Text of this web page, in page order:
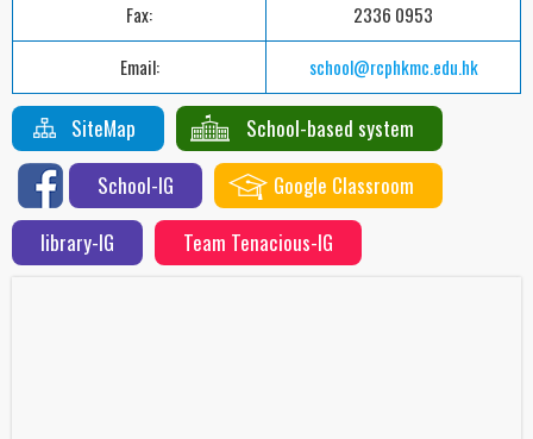
Fax:
2336 0953
Email:
school@rcphkmc.edu.hk
SiteMap
School-based system
School-IG
Google Classroom
library-IG
Team Tenacious-IG